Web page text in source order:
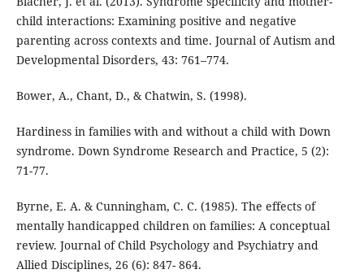
child interactions: Examining positive and negative
parenting across contexts and time. Journal of Autism and
Developmental Disorders, 43: 761–774.
Bower, A., Chant, D., & Chatwin, S. (1998).
Hardiness in families with and without a child with Down
syndrome. Down Syndrome Research and Practice, 5 (2):
71-77.
Byrne, E. A. & Cunningham, C. C. (1985). The effects of
mentally handicapped children on families: A conceptual
review. Journal of Child Psychology and Psychiatry and
Allied Disciplines, 26 (6): 847- 864.